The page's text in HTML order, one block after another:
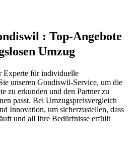
: Top-Angebote
Umzug
Experte für individuelle
unseren Gondiswil-Service, um die
zu erkunden und den Partner zu
passt. Bei Umzugspreisvergleich
Innovation, um sicherzustellen, dass
und all Ihre Bedürfnisse erfüllt